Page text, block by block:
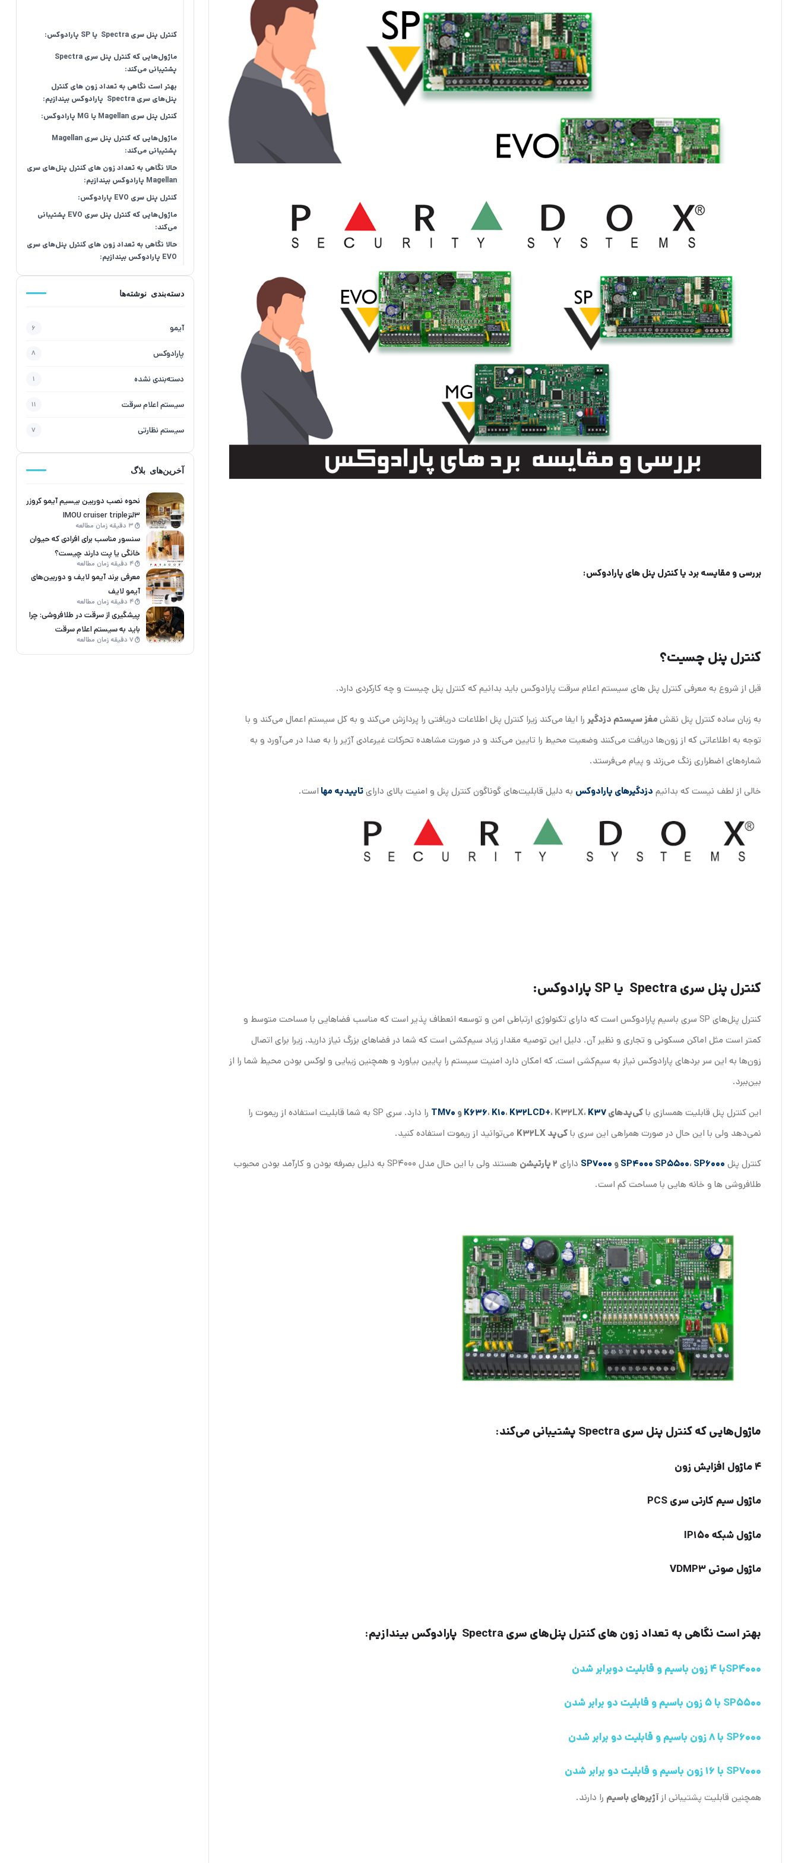
بررسی و مقایسه برد یا کنترل پنل های پارادوکس:
کنترل پنل چسیت؟
قبل از شروع به معرفی کنترل پنل های سیستم اعلام سرقت پارادوکس باید بدانیم که کنترل پنل چیست و چه کارکردی دارد.
به زبان ساده کنترل پنل نقشمغز سیستم دزدگیر را ایفا می‌کند زیرا کنترل پنل اطلاعات دریافتی را پردازش می‌کند و به کل سیستم اعمال می‌کند و با
توجه به اطلاعاتی که از زون‌ها دریافت می‌کنند وضعیت محیط را تایین می‌کند و در صورت مشاهده تحرکات غیر‌عادی آژیر را به صدا در می‌آورد و به
شماره‌های اضطراری زنگ می‌زند و پیام می‌فرستد.
خالی از لطف نیست که بدانیم دزدگیر‌های پارادوکس به دلیل قابلیت‌های گوناگون کنترل پنل و امنیت بالای دارایتاییدیه مها است.
کنترل پنل‌ سری Spectra یا SP پارادوکس:
کنترل پنل‌های SP سری باسیم پارادوکس است که دارای تکنولوژی ارتباطی امن و توسعه انعطاف پذیر است که مناسب فضاهایی با مساحت متوسط و
کمتر است مثل اماکن مسکونی و تجاری و نظیر آن. دلیل این توصیه مقدار زیاد سیم‌کشی است که شما در فضا‌های بزرگ نیاز دارید، زیرا برای اتصال
زون‌ها به این سر برد‌های پارادوکس نیاز به سیم‌کشی است، که امکان دارد امنیت سیستم را پایین بیاورد و همچنین زیبایی و لوکس بودن محیط شما را از
بین‌ببرد.
این کنترل پنل قابلیت همسازی باکی‌پد‌های K636، K10، K32LCD+، K32LX، K37 و TM70
را دارد. سری SP به شما قابلیت استفاده از ریموت را
نمی‌دهد ولی با این حال در صورت همراهی این سری باکی‌پد K32LX می‌توانید از ریموت استفاده کنید.
کنترل پنل SP4000 SP5500، SP6000 و SP7000 دارای 2 پارتیشن
هستند ولی با این حال مدل SP4000 به دلیل بصرفه بودن و کارآمد بودن محبوب
طلافروشی ها و خانه هایی با مساحت کم است.
ماژول‌هاییکه کنترل پنل‌ سری Spectra پشتیبانی می‌کند:
4 ماژول افزایش زون
ماژول سیم کارتی سری PCS
ماژول شبکه IP150
ماژول صوتی VDMP3
بهتر است نگاهی به تعداد زون های کنترل پنل‌های سری Spectra پارادوکس بیندازیم:
SP4000با 4 زون باسیم و قابلیت دوبرابر شدن
SP5500 با 5 زون باسیم و قابلیت دو برابر شدن
SP6000 با 8 زون باسیم و قابلیت دو برابر شدن
SP7000 با 16 زون باسیم و قابلیت دو برابر شدن
همچنین قابلیت پشتیبانی ازآژیر‌های باسیم را دارند.
کنترل پنل‌ سری Spectra یا SP پارادوکس:
ماژول‌هایی که کنترل پنل‌ سری Spectra
پشتیبانی می‌کند:
بهتر است نگاهی به تعداد زون های کنترل
پنل‌های سری Spectra پارادوکس بیندازیم:
کنترل پنل سری Magellan یا MG پارادوکس:
ماژول‌هایی که کنترل پنل‌ سری Magellan
پشتیبانی می‌کند:
حالا نگاهی به تعداد زون های کنترل پنل‌های سری
Magellan پارادوکس بیندازیم:
کنترل پنل‌ سری EVO پارادوکس:
ماژول‌هایی که کنترل پنل‌ سری EVO پشتیبانی
می‌کند:
حالا نگاهی به تعداد زون های کنترل پنل‌های سری
EVO پارادوکس بیندازیم:
دسته‌بندی نوشته‌ها
آیمو 6
پارادوکس 8
دسته‌بندی نشده 1
سیستم اعلام سرقت 11
سیستم نظارتی 7
آخرین‌های بلاگ
نحوه نصب دوربین بیسیم آیمو کروزر
3لنزIMOU cruiser triple
3 دقیقه زمان مطالعه
سنسور مناسب برای افرادی که حیوان
خانگی یا پت دارند چیست؟
4 دقیقه زمان مطالعه
معرفی برند آیمو لایف و دوربین‌های
آیمو لایف
4 دقیقه زمان مطالعه
پیشگیری از سرقت در طلافروشی: چرا
باید به سیستم اعلام سرقت
پارادوکس اعتماد کنید؟
7 دقیقه زمان مطالعه